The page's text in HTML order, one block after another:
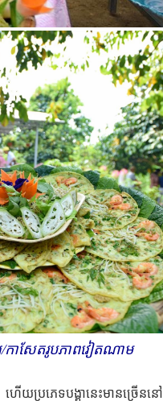
ាសែតរូបភាពវៀតណាម
យប្រភេទបង្គានេះមានច្រើននៅ